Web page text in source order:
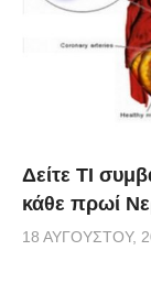
Δείτε ΤΙ
κάθε πρωί
18 ΑΥΓΟΎΣΤΟΥ,